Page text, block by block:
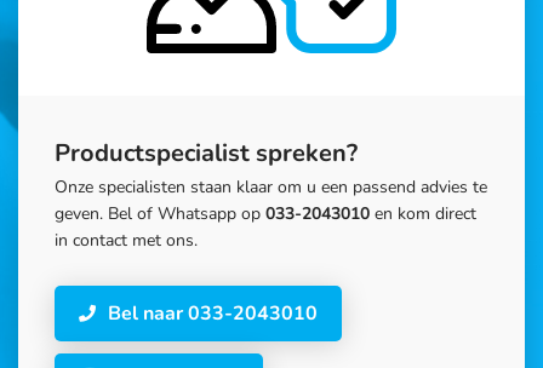
Productspecialist spreken?
Onze specialisten staan klaar om u een passend advies te
geven. Bel of Whatsapp op 033-2043010 en kom direct
in contact met ons.
Bel naar 033-2043010